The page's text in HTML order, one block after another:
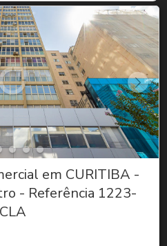
em CURITIBA -
- Referência 1223-
CLA